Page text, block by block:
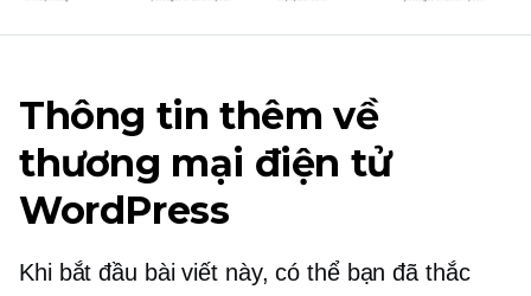
Thông tin thêm về
thương mại điện tử
WordPress
Khi bắt đầu bài viết này, có thể bạn đã thắc